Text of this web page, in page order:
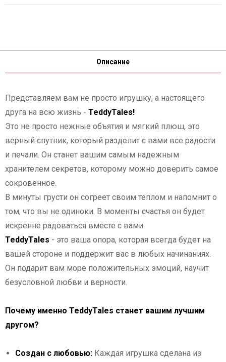
Описание
Представляем вам не просто игрушку, а настоящего
друга на всю жизнь - TeddyTales!
Это не просто нежные объятия и мягкий плюш, это
верный спутник, который разделит с вами все радости
и печали. Он станет вашим самым надежным
хранителем секретов, которому можно доверить самое
сокровенное.
В минуты грусти он согреет своим теплом и напомнит о
том, что вы не одиноки. В моменты счастья он будет
искренне радоваться вместе с вами.
TeddyTales - это ваша опора, которая всегда будет на
вашей стороне и поддержит вас в любых начинаниях.
Он подарит вам море положительных эмоций, научит
безусловной любви и верности.
Почему именно TeddyTales станет вашим лучшим
другом?
Создан с любовью: Каждая игрушка сделана из